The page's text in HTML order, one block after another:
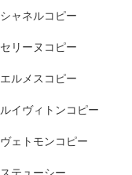
シャネルコピー
セリーヌコピー
エルメスコピー
ルイヴィトンコピー
ヴェトモンコピー